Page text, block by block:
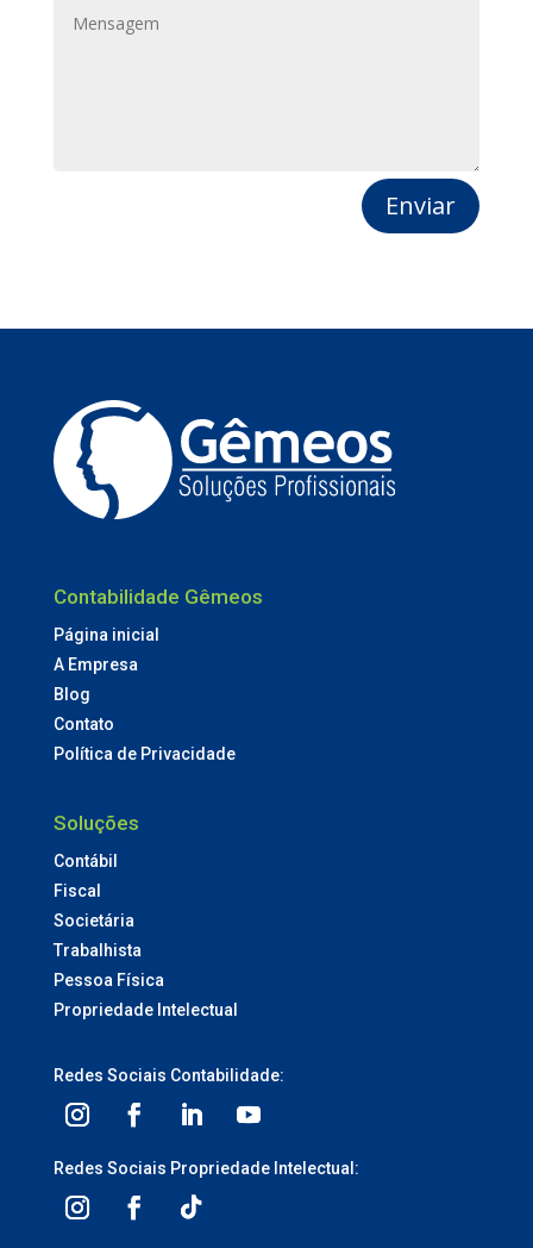
Enviar
Contabilidade Gêmeos
Página inicial
A Empresa
Blog
Contato
Política de Privacidade
Soluções
Contábil
Fiscal
Societária
Trabalhista
Pessoa Física
Propriedade Intelectual
Redes Sociais Contabilidade:
Redes Sociais Propriedade Intelectual: